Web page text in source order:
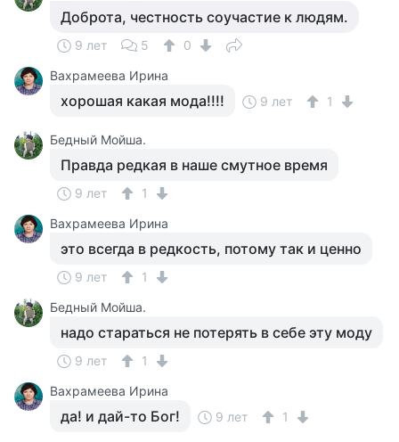
Доброта, честность соучастие к людям.
9 лет 5
0
Вахрамеева Ирина
хорошая какая мода!!!! 9 лет 1
Бедный Мойша.
Правда редкая в наше смутное время
9 лет
1
Вахрамеева Ирина
это всегда в редкость, потому так и ценно
9 лет
1
Бедный Мойша.
надо стараться не потерять в себе эту моду
9 лет
1
Вахрамеева Ирина
да! и дай-то Бог! 9 лет 1